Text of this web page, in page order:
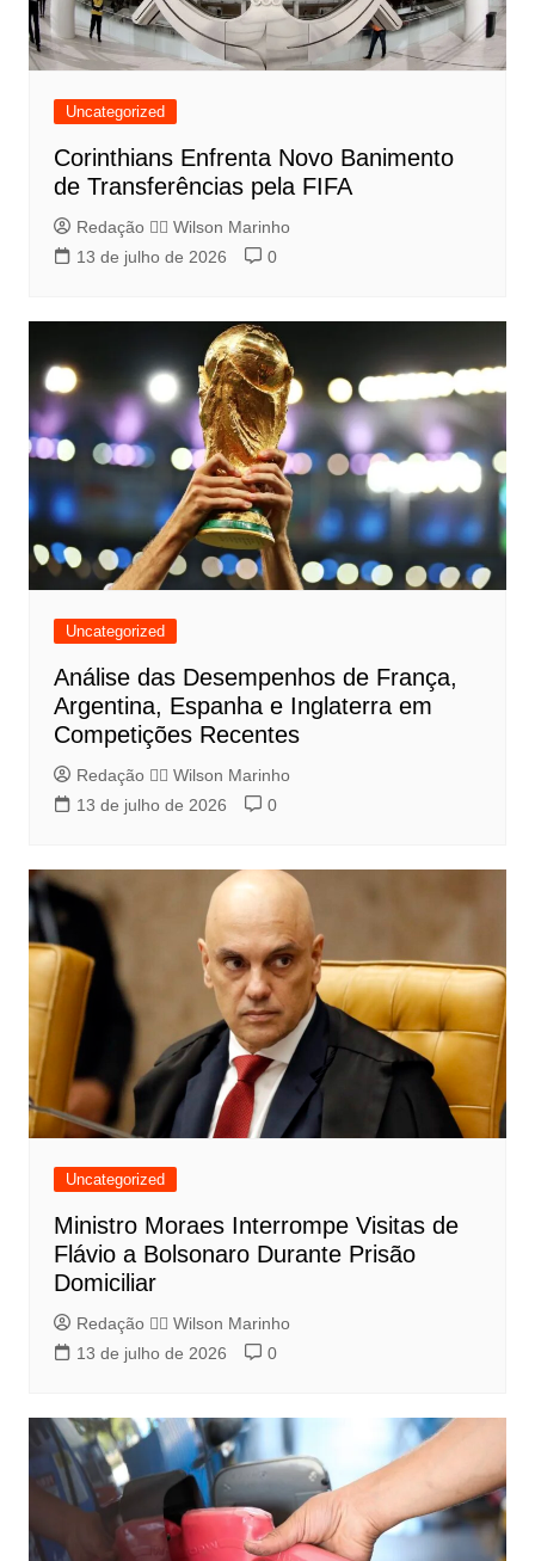
Uncategorized
Corinthians Enfrenta Novo Banimento
de Transferências pela FIFA
Redação 👨‍⚖️​ Wilson Marinho
13 de julho de 2026
0
Uncategorized
Análise das Desempenhos de França,
Argentina, Espanha e Inglaterra em
Competições Recentes
Redação 👨‍⚖️​ Wilson Marinho
13 de julho de 2026
0
Uncategorized
Ministro Moraes Interrompe Visitas de
Flávio a Bolsonaro Durante Prisão
Domiciliar
Redação 👨‍⚖️​ Wilson Marinho
13 de julho de 2026
0